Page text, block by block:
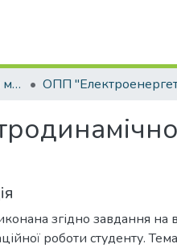
Кваліфікаційні роботи магістрів
згідно завдання на
роботи студенту.